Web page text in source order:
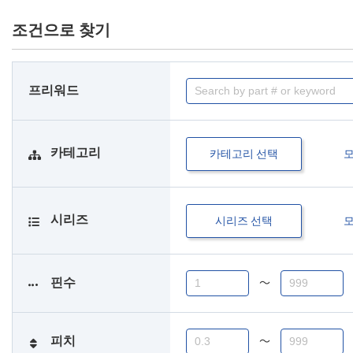
조건으로 찾기
프리워드
카테고리 카테고리 선택
시리즈 시리즈 선택
핀수 〜
피치 〜